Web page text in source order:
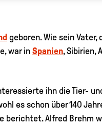
geboren. Wie sein
war in Spanien, Sibirien,
ihn die Tier-
es schon über 140
Alfred Brehm